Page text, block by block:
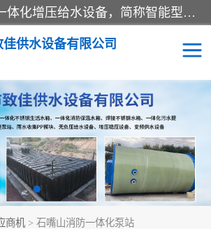
抗浮式地埋箱泵一体化增压给水设备，简称智能型泵站。它由由水泵机组、消防水箱、泵房三大部分组成，其抗浮效果好，因为设计时通过将底板与箱体联在一起，箱体重量抵消了地下水浮力。系统维护好，内部拉筋、泵站、管道，喷淋等各部运行正堂，无一损坏；结构更牢固。
佳供水设备有限公司
商机 > 石嘴山消防一体化泵站
地埋箱泵一体化